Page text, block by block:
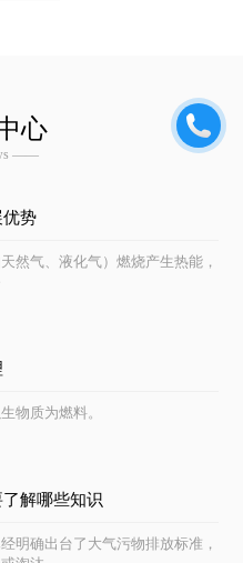
心
——
优势
然气、液化气）燃烧产生热能，
物质为燃料。
解哪些知识
明确出台了大气污物排放标准，